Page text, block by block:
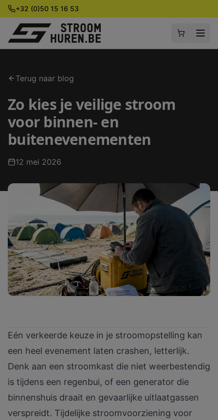
+32 (0)50 15 16 53
Terug naar blog
Zo kies je veilige stroom
voor binnen- en
buitenevenementen
12 mei 2026
Eén verkeerde keuze in je stroomopstelling kan
een heel evenement laten crashen, letterlijk.
Denk aan een stroomkast die niet weerbestendig
is tijdens een regenbui, of een generator die
binnenshuis draait en gevaarlijke uitlaatgassen
verspreidt. Tijdelijke stroomvoorziening voor